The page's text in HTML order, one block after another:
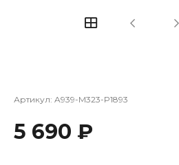
Артикул: A939-M323-P1893
5 690 ₽